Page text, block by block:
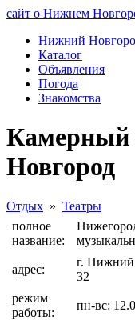
сайт о Нижнем
Нижний
Каталог
Объявления
Погода
Знакомства
Камерный
Новгород
Отдых » Театры
полное
название:
адрес:
г. Нижний
32
режим
работы:
пн-вс: